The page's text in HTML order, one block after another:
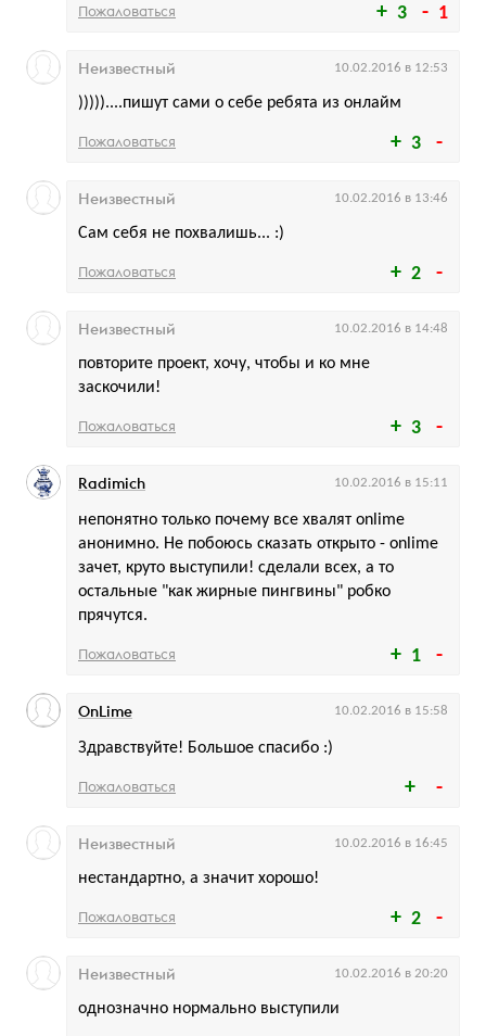
3 1
Пожаловаться
3
)))))....пишут сами о себе ребята из онлайм
Неизвестный 10.02.2016 в 12:53
Пожаловаться
2
Сам себя не похвалишь... :)
Неизвестный 10.02.2016 в 13:46
Пожаловаться
3
повторите проект, хочу, чтобы и ко мне
заскочили!
Неизвестный 10.02.2016 в 14:48
Пожаловаться
1
непонятно только почему все хвалят onlime
анонимно. Не побоюсь сказать открыто - onlime
зачет, круто выступили! сделали всех, а то
остальные "как жирные пингвины" робко
прячутся.
Radimich 10.02.2016 в 15:11
Пожаловаться
Здравствуйте! Большое спасибо :)
OnLime 10.02.2016 в 15:58
Пожаловаться
2
нестандартно, а значит хорошо!
Неизвестный 10.02.2016 в 16:45
Пожаловаться
однозначно нормально выступили
Неизвестный 10.02.2016 в 20:20